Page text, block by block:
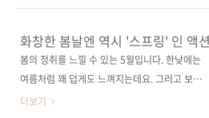
[구글북스] [리디북스] [알라딘] [예스이십사]
[인터파크] 출판사 제이펍 저작권사 Manning
원서명 Spring In Action(Fifth Edition)(원서
즈 역자명 심재철 출판일 2020년 5월 14일 페
화창한 봄날엔 역시 '스프링' 인 액
봄의 정취를 느낄 수 있는 5월입니다. 한낮에는
여름처럼 꽤 덥게도 느껴지는데요. 그러고 보니
근 한 달여 만에 신간을 소개해 드리게 되었네요.
더보기